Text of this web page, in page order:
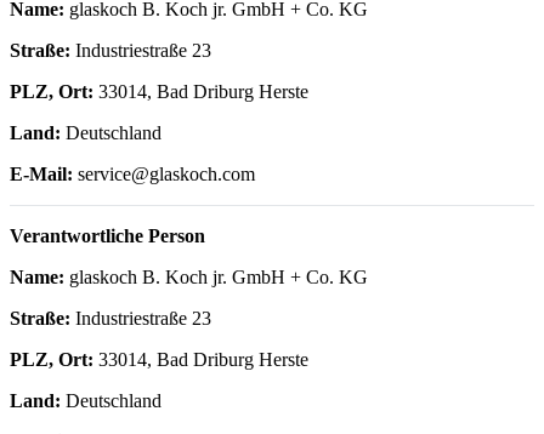
Name: glaskoch B. Koch jr. GmbH + Co. KG
Straße: Industriestraße 23
PLZ, Ort: 33014, Bad Driburg Herste
Land: Deutschland
E-Mail: service@glaskoch.com
Verantwortliche Person
Name: glaskoch B. Koch jr. GmbH + Co. KG
Straße: Industriestraße 23
PLZ, Ort: 33014, Bad Driburg Herste
Land: Deutschland